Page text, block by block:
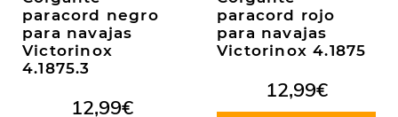
paracord negro
para navajas
Victorinox
4.1875.3
12,99€
paracord rojo
para navajas
Victorinox 4.1875
12,99€